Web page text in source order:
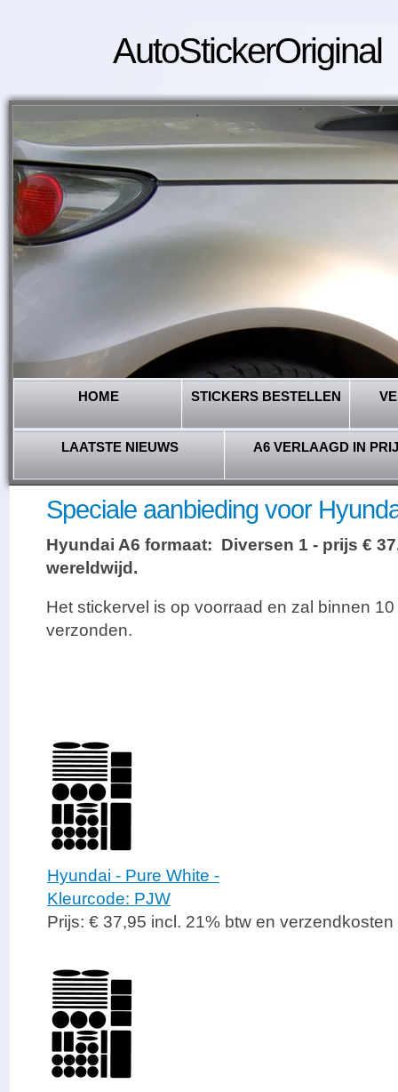
AutoStickerOriginal
HOME STICKERS BESTELLEN
LAATSTE NIEUWS A6 VERLAAGD IN
Speciale aanbieding voor
Hyundai A6 formaat: Diversen 1 - prijs €
wereldwijd.
Het stickervel is op voorraad en zal binnen
verzonden.
Hyundai - Pure White -
Kleurcode: PJW
Prijs: € 37,95 incl. 21% btw en verzendkosten